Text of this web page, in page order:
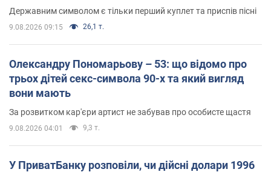
Державним символом є тільки перший куплет та приспів пісні
9.08.2026 09:15 26,1 т.
Олександру Пономарьову – 53: що відомо про
трьох дітей секс-символа 90-х та який вигляд
вони мають
За розвитком кар'єри артист не забував про особисте щастя
9.08.2026 04:01 9,3 т.
У ПриватБанку розповіли, чи дійсні долари 1996